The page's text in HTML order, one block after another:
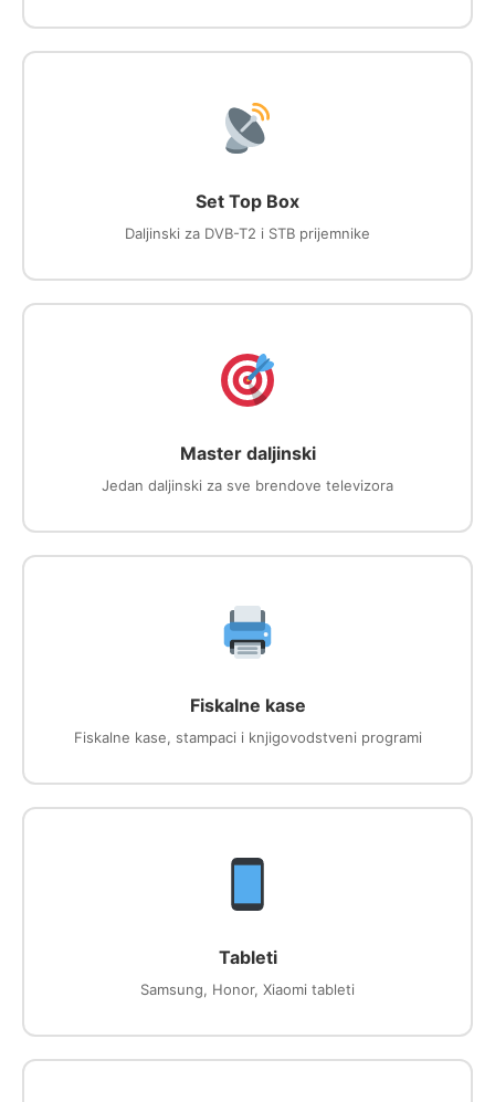
Set Top Box
Daljinski za DVB-T2 i STB prijemnike
Master daljinski
Jedan daljinski za sve brendove televizora
Fiskalne kase
Fiskalne kase, stampaci i knjigovodstveni programi
Tableti
Samsung, Honor, Xiaomi tableti